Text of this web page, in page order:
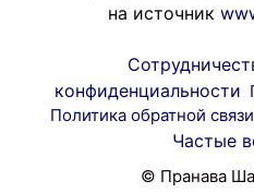
на источник
конфиденциальности
Политика обратной связи
Частые
© Пранава